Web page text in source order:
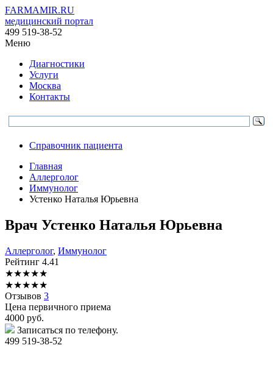
FARMAMIR.RU
медицинский портал
499 519-38-52
Меню
Диагностики
Услуги
Москва
Контакты
Справочник пациента
Главная
Аллерголог
Иммунолог
Устенко Наталья Юрьевна
Врач Устенко Наталья Юрьевна
Аллерголог, Иммунолог
Рейтинг 4.41
★★★★★
★★★★★
Отзывов 3
Цена первичного приема
4000 руб.
Записаться по телефону.
499 519-38-52